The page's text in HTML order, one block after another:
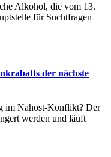
Alkohol, die vom 13.
für Suchtfragen
der nächste
im Nahost-Konflikt? Der
werden und läuft